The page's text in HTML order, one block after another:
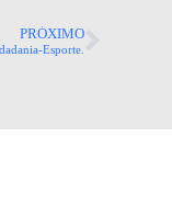
PRÓXIMO
Esporte.